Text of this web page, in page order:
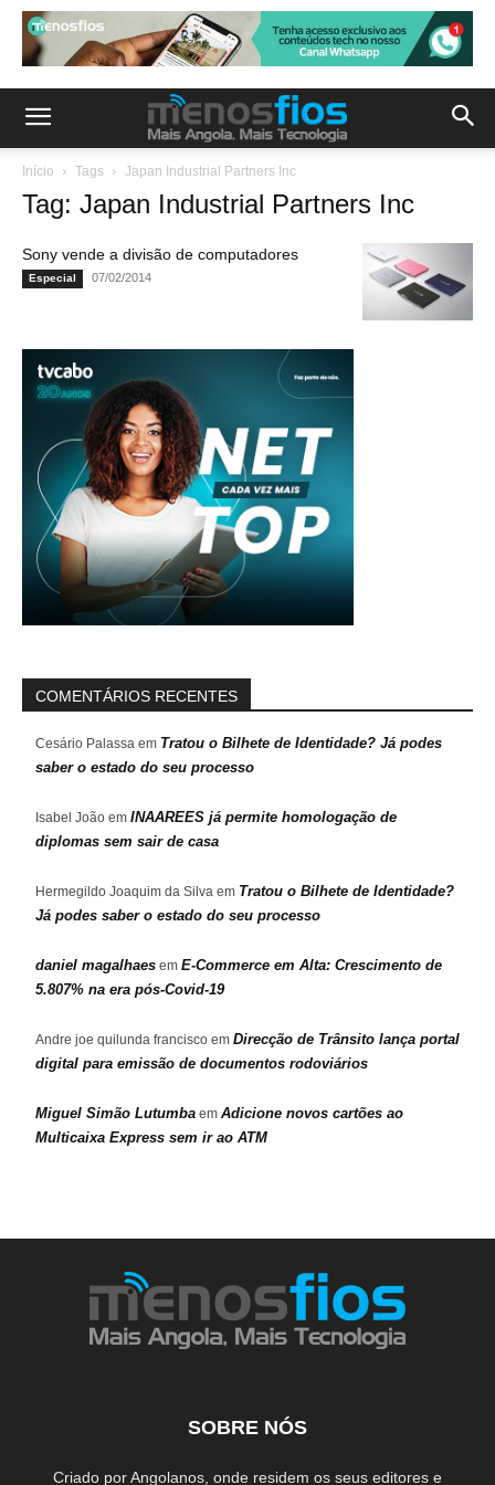
Início Tags Japan Industrial Partners Inc
Tag: Japan Industrial Partners Inc
Sony vende a divisão de computadores
Especial 07/02/2014
COMENTÁRIOS RECENTES
Cesário Palassa em Tratou o Bilhete de Identidade? Já podes
saber o estado do seu processo
Isabel João em INAAREES já permite homologação de
diplomas sem sair de casa
Hermegildo Joaquim da Silva em Tratou o Bilhete de Identidade?
Já podes saber o estado do seu processo
daniel magalhaes em E-Commerce em Alta: Crescimento de
5.807% na era pós-Covid-19
Andre joe quilunda francisco em Direcção de Trânsito lança portal
digital para emissão de documentos rodoviários
Miguel Simão Lutumba em Adicione novos cartões ao
Multicaixa Express sem ir ao ATM
SOBRE NÓS
Criado por Angolanos, onde residem os seus editores e